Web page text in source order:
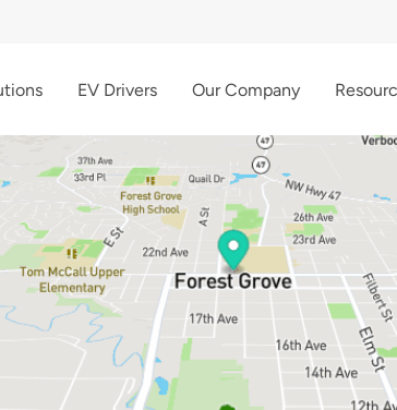
EV Drivers Our Company